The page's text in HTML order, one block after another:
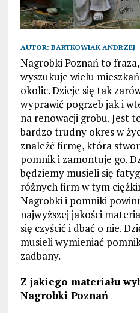
AUTOR: BARTKOWIAK ANDRZEJ
Nagrobki Poznań to
wyszukuje wielu
okolic. Dzieje się tak
wyprawić pogrzeb jak i
na renowacji grobu. Jest
bardzo trudny okres w
znaleźć firmę, która
pomnik i zamontuje go.
będziemy musieli się
różnych firm w tym
Nagrobki i pomniki
najwyższej jakości
się czyścić i dbać o nie.
musieli wymieniać
zadbany.
Z jakiego materiału
Nagrobki Poznań